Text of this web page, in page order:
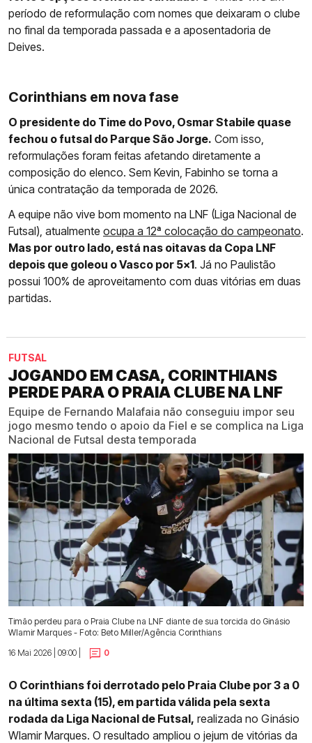
período de reformulação com nomes que deixaram o clube
no final da temporada passada e a aposentadoria de
Deives.
Corinthians em nova fase
O presidente do Time do Povo, Osmar Stabile quase
fechou o futsal do Parque São Jorge. Com isso,
reformulações foram feitas afetando diretamente a
composição do elenco. Sem Kevin, Fabinho se torna a
única contratação da temporada de 2026.
A equipe não vive bom momento na LNF (Liga Nacional de
Futsal), atualmente ocupa a 12ª colocação do campeonato.
Mas por outro lado, está nas oitavas da Copa LNF
depois que goleou o Vasco por 5x1. Já no Paulistão
possui 100% de aproveitamento com duas vitórias em duas
partidas.
FUTSAL
JOGANDO EM CASA, CORINTHIANS
PERDE PARA O PRAIA CLUBE NA LNF
Equipe de Fernando Malafaia não conseguiu impor seu
jogo mesmo tendo o apoio da Fiel e se complica na Liga
Nacional de Futsal desta temporada
Timão perdeu para o Praia Clube na LNF diante de sua torcida do Ginásio
Wlamir Marques - Foto: Beto Miller/Agência Corinthians
16 Mai 2026 | 09:00 |
0
O Corinthians foi derrotado pelo Praia Clube por 3 a 0
na última sexta (15), em partida válida pela sexta
rodada da Liga Nacional de Futsal, realizada no Ginásio
Wlamir Marques. O resultado ampliou o jejum de vitórias da